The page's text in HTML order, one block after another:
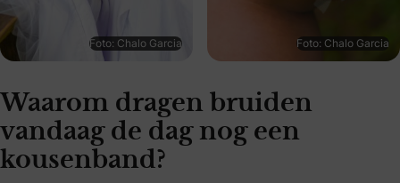
Foto: Chalo Garcia Foto: Chalo Garcia
Waarom dragen bruiden
vandaag de dag nog een
kousenband?